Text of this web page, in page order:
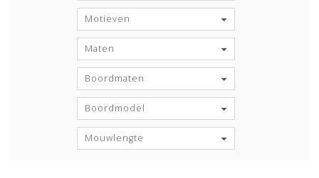
Motieven
Maten
Boordmaten
Boordmodel
Mouwlengte